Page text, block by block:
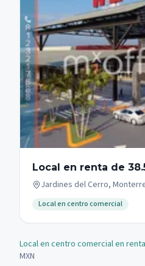
Local en renta de
comidas Monterrey
Jardines del Cerro,
Local en centro comercial
Local en centro comercial en
MXN